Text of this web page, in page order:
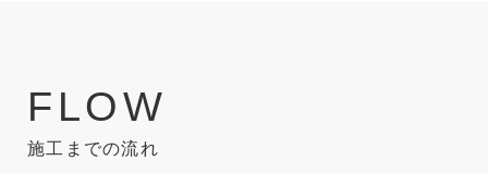
F LOW
施工までの流れ